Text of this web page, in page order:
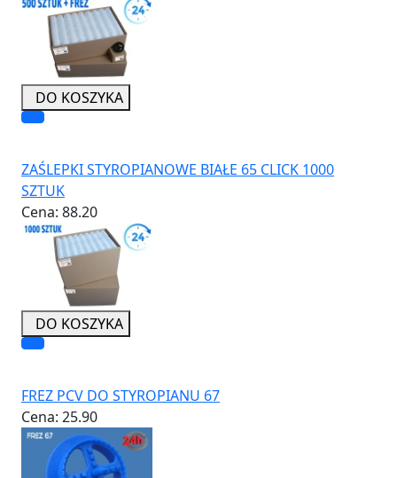
DO KOSZYKA
ZAŚLEPKI STYROPIANOWE BIAŁE 65 CLICK 1000
SZTUK
Cena: 88.20
DO KOSZYKA
FREZ PCV DO STYROPIANU 67
Cena: 25.90